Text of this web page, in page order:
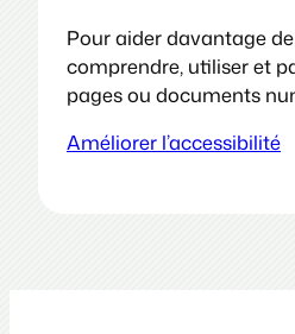
Pour aider davantage
comprendre, utiliser et
pages ou documents
Améliorer l’accessibilité